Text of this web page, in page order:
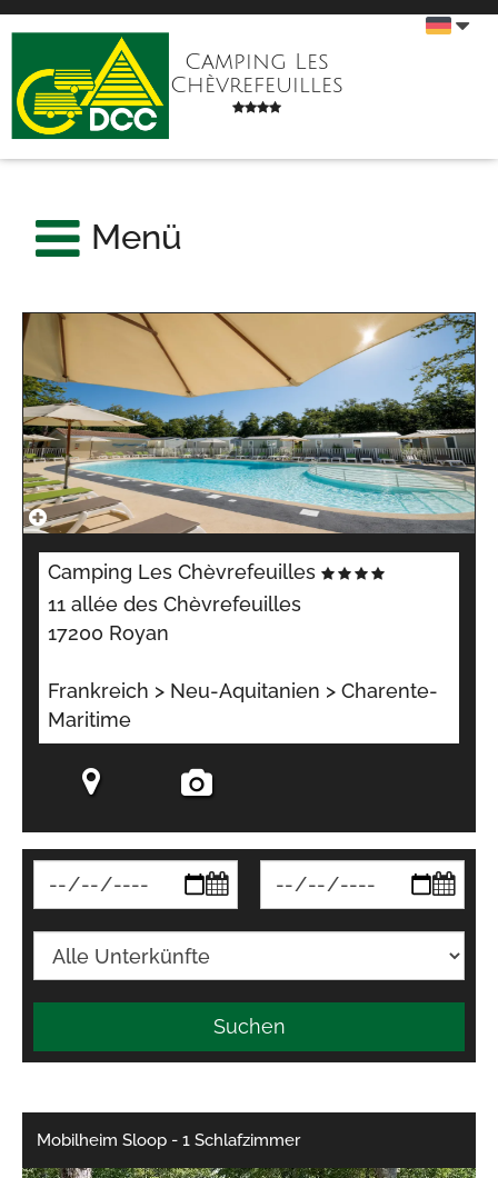
Camping Les
Chèvrefeuilles
Menü
Camping Les Chèvrefeuilles
11 allée des Chèvrefeuilles
17200 Royan
Frankreich > Neu-Aquitanien > Charente-
Maritime
Suchen
Mobilheim Sloop - 1 Schlafzimmer